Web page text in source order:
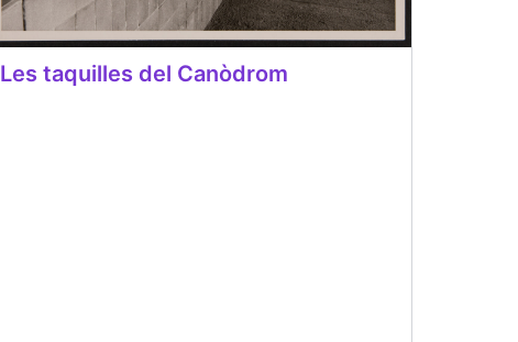
Les taquilles del Canòdrom